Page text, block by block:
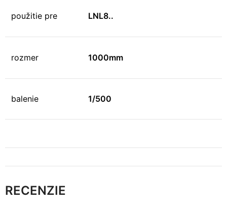
použitie pre LNL8..
rozmer 1000mm
balenie 1/500
RECENZIE